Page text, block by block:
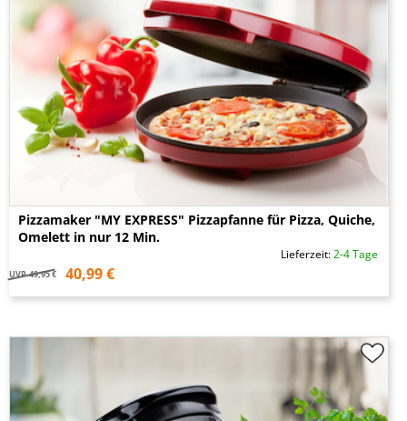
Pizzamaker "MY EXPRESS" Pizzapfanne für Pizza, Quiche,
Omelett in nur 12 Min.
Lieferzeit:2-4 Tage
UVP 49,95 € 40,99 €